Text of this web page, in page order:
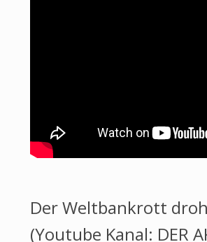
Der Weltbankrott
(Youtube Kanal: DER